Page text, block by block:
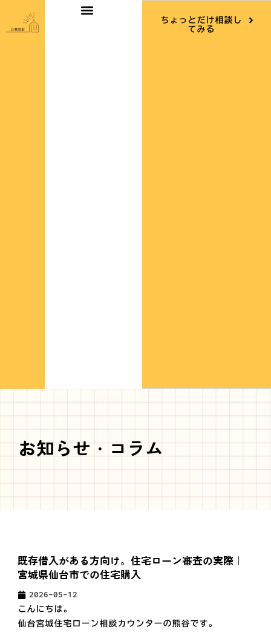
を
ちょっとだけ相談し
てみる
お知らせ・コラム
既存借入がある方向け。住宅ローン審査の実際｜
宮城県仙台市での住宅購入
2026-05-12
こんにちは。
仙台宮城住宅ローン相談カウンターの熊谷です。